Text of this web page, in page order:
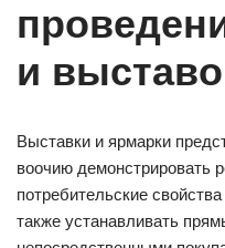
и
Выставки и ярмарки
воочию демонстрировать
потребительские
также устанавливать